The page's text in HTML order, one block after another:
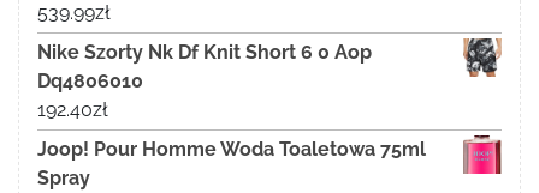
539.99zł
Nike Szorty Nk Df Knit Short 6 0 Aop
Dq4806010
192.40zł
Joop! Pour Homme Woda Toaletowa 75ml
Spray